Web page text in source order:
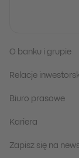
O banku i grupie
Relacje
Biuro prasowe
Kariera
Zapisz się na